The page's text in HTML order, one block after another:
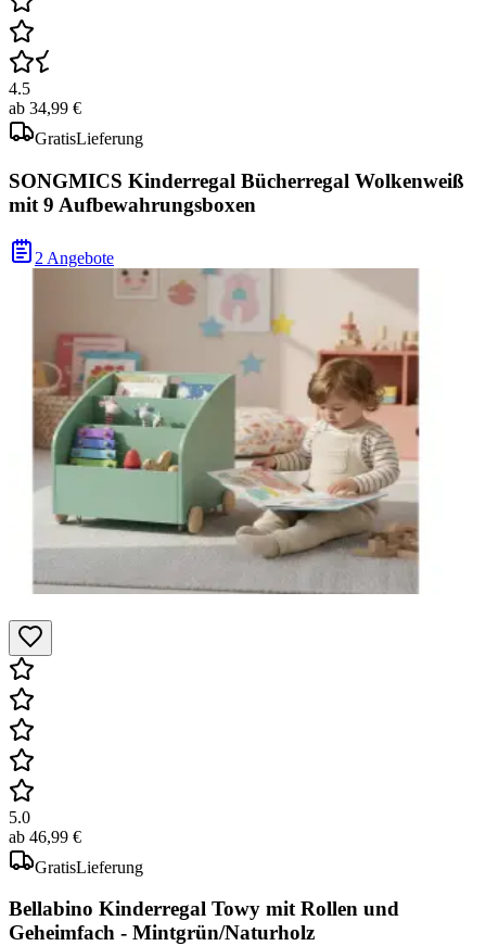
4.5
ab 34,99 €
GratisLieferung
SONGMICS Kinderregal Bücherregal Wolkenweiß
mit 9 Aufbewahrungsboxen
2 Angebote
5.0
ab 46,99 €
GratisLieferung
Bellabino Kinderregal Towy mit Rollen und
Geheimfach - Mintgrün/Naturholz